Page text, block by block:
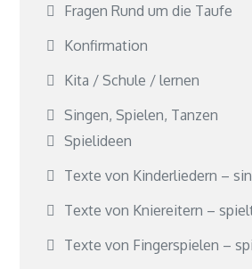
Fragen Rund um die Taufe
Konfirmation
Kita / Schule / lernen
Singen, Spielen, Tanzen
Spielideen
Texte von Kinderliedern –
Texte von Kniereitern –
Texte von Fingerspielen –